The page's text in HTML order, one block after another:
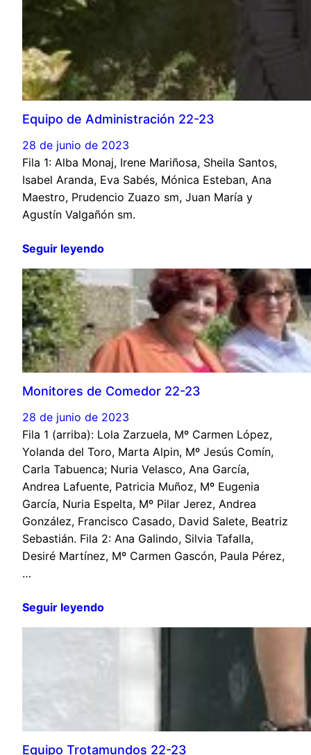
Equipo de Administración 22-23
28 de junio de 2023
Fila 1: Alba Monaj, Irene Mariñosa, Sheila Santos,
Isabel Aranda, Eva Sabés, Mónica Esteban, Ana
Maestro, Prudencio Zuazo sm, Juan María y
Agustín Valgañón sm.
Seguir leyendo
Monitores de Comedor 22-23
28 de junio de 2023
Fila 1 (arriba): Lola Zarzuela, Mº Carmen López,
Yolanda del Toro, Marta Alpin, Mº Jesús Comín,
Carla Tabuenca; Nuria Velasco, Ana García,
Andrea Lafuente, Patricia Muñoz, Mº Eugenia
García, Nuria Espelta, Mº Pilar Jerez, Andrea
González, Francisco Casado, David Salete, Beatriz
Sebastián. Fila 2: Ana Galindo, Silvia Tafalla,
Desiré Martínez, Mº Carmen Gascón, Paula Pérez,
…
Seguir leyendo
Equipo Trotamundos 22-23